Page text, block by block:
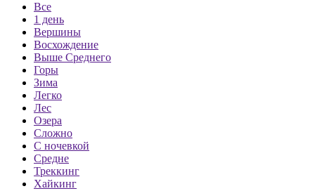
Все
1 день
Вершины
Восхождение
Выше Среднего
Горы
Зима
Легко
Лес
Озера
Сложно
С ночевкой
Средне
Треккинг
Хайкинг